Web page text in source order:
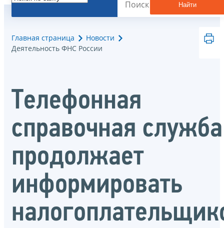
Найти
Главная страница
Новости
Деятельность ФНС России
Телефонная
справочная служба
продолжает
информировать